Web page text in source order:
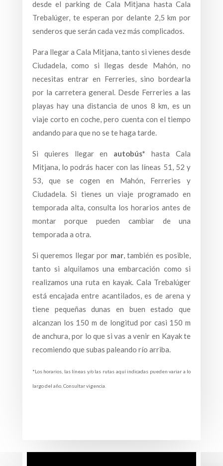
desde el parking de Cala Mitjana hasta Cala
Trebalúger, te esperan por delante 2,5 km por
senderos que serán cada vez más complicados.
Para llegar a Cala Mitjana, tanto si vienes desde
Ciudadela, como si llegas desde Mahón, no
necesitas entrar en Ferreries, sino bordearla
por la carretera general. Desde Ferreries a las
playas hay una distancia de unos 8 km, es un
viaje corto en coche, pero cuenta con el tiempo
andando para que no se te haga tarde.
Si quieres llegar en autobús* hasta Cala
Mitjana, lo podrás hacer con las líneas 51, 52 y
53, que se cogen en Mahón, Ferreries y
Ciudadela. Si tienes un viaje programado en
temporada alta, consulta los horarios antes de
montar porque pueden cambiar de una
temporada a otra.
Si queremos llegar por mar, también es posible,
tanto si alquilamos una embarcación como si
realizamos una ruta en kayak. Cala Trebalúger
está encajada entre acantilados, es de arena y
tiene pequeñas dunas en buen estado que
alcanzan los 150 m de longitud por casi 150 m
de anchura, por lo que si vas a venir en Kayak te
recomiendo que subas paleando río arriba.
*Los horarios, las líneas y/o las rutas aquí indicadas pueden variar a lo
largo del año. Consultar vigencia.